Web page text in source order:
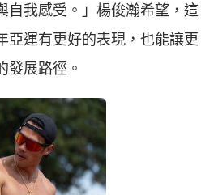
自我感受。」楊俊瀚希望，這
亞運有更好的表現，也能讓更
發展路徑。